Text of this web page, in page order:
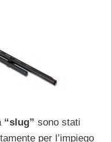
“slug” sono stati
per l’impiego